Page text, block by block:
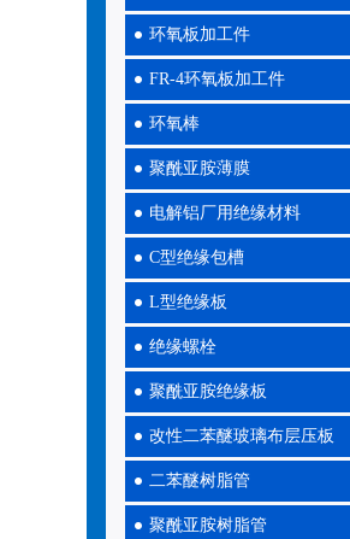
环氧板加工件
FR-4环氧板加工件
环氧棒
聚酰亚胺薄膜
电解铝厂用绝缘材料
C型绝缘包槽
L型绝缘板
绝缘螺栓
聚酰亚胺绝缘板
改性二苯醚玻璃布层压板
二苯醚树脂管
聚酰亚胺树脂管